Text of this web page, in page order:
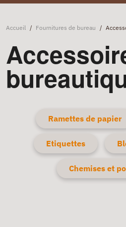
Accueil / Fournitures de bureau /
Ramettes de papier
Etiquettes
Chemises et